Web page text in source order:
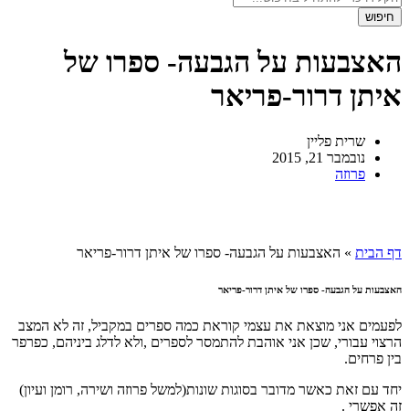
חיפוש
האצבעות על הגבעה- ספרו של
איתן דרור-פריאר
שרית פליין
נובמבר 21, 2015
פרוזה
דף הבית » האצבעות על הגבעה- ספרו של איתן דרור-פריאר
האצבעות על הגבעה- ספרו של איתן דרור-פריאר
לפעמים אני מוצאת את עצמי קוראת כמה ספרים במקביל, זה לא המצב
הרצוי עבורי, שכן אני אוהבת להתמסר לספרים ,ולא לדלג ביניהם, כפרפר
בין פרחים.
יחד עם זאת כאשר מדובר בסוגות שונות(למשל פרוזה ושירה, רומן ועיון)
זה אפשרי .